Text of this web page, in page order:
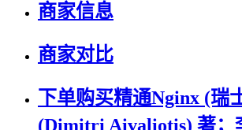
商家信息
商家对比
下单购买精通Nginx (瑞
(Dimitri Aivaliotis) 著；